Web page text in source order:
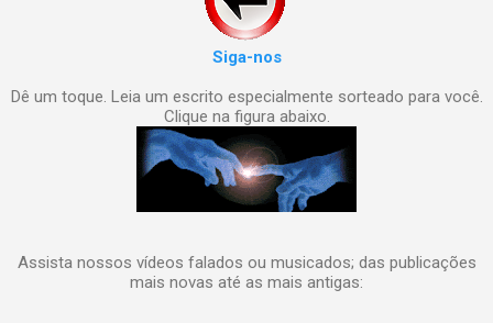
Siga-nos
Dê um toque. Leia um escrito especialmente sorteado para você.
Clique na figura abaixo.
Assista nossos vídeos falados ou musicados; das publicações
mais novas até as mais antigas: